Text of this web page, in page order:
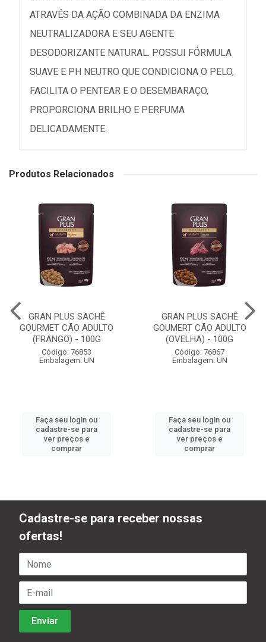
ATRAVÉS DA AÇÃO COMBINADA DA ENZIMA
NEUTRALIZADORA E SEU AGENTE
DESODORIZANTE NATURAL. POSSUI FÓRMULA
SUAVE E PH NEUTRO QUE CONDICIONA O PELO,
FACILITA O PENTEAR E O DESEMBARAÇO,
PROPORCIONA BRILHO E PERFUMA
DELICADAMENTE.
Produtos Relacionados
GRAN PLUS SACHÊ
GOURMET CÃO ADULTO
(FRANGO) - 100G
Código: 76853
Embalagem: UN
Faça seu login ou
cadastre-se para
ver preços e
comprar
GRAN PLUS SACHÊ
GOUMERT CÃO ADULTO
(OVELHA) - 100G
Código: 76867
Embalagem: UN
Faça seu login ou
cadastre-se para
ver preços e
comprar
Cadastre-se para receber nossas
ofertas!